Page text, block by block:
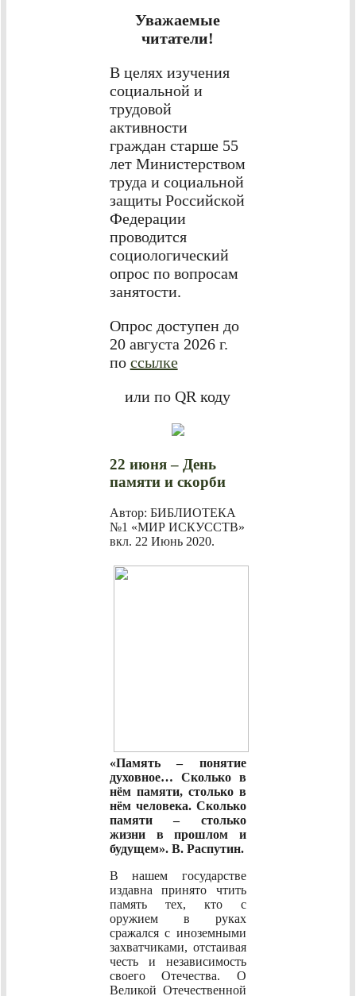
Уважаемые
читатели!
В целях изучения
социальной и
трудовой
активности
граждан старше 55
лет Министерством
труда и социальной
защиты Российской
Федерации
проводится
социологический
опрос по вопросам
занятости.
Опрос доступен до
20 августа 2026 г.
по ссылке
или по QR коду
22 июня – День
памяти и скорби
Автор: БИБЛИОТЕКА
№1 «МИР ИСКУССТВ»
вкл. 22 Июнь 2020.
«Память – понятие
духовное… Сколько в
нём памяти, столько в
нём человека. Сколько
памяти – столько
жизни в прошлом и
будущем». В. Распутин.
В нашем государстве
издавна принято чтить
память тех, кто с
оружием в руках
сражался с иноземными
захватчиками, отстаивая
честь и независимость
своего Отечества. О
Великой Отечественной